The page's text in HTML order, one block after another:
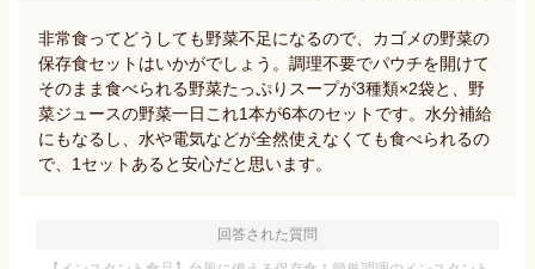
非常食ってどうしても野菜不足になるので、カゴメの野菜の
保存食セットはいかがでしょう。調理不要でパウチを開けて
そのまま食べられる野菜たっぷりスープが3種類×2袋と、野
菜ジュースの野菜一日これ1本が6本のセットです。水分補給
にもなるし、水や電気などが全然使えなくても食べられるの
で、1セットあると安心だと思います。
回答された質問